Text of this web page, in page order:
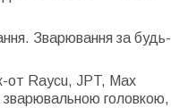
Зварювання за будь-
от Raycu, JPT, Max
головкою,